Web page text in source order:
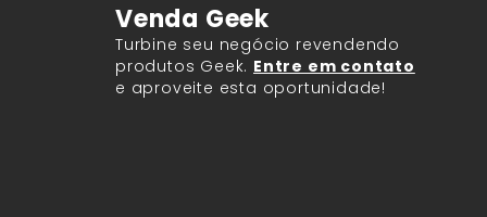
Venda Geek
Turbine seu negócio revendendo
produtos Geek. Entre em contato
e aproveite esta oportunidade!